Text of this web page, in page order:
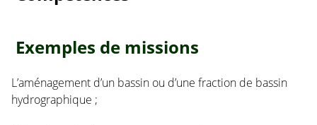
Exemples de missions
L’aménagement d’un bassin ou d’une fraction de bassin
hydrographique ;